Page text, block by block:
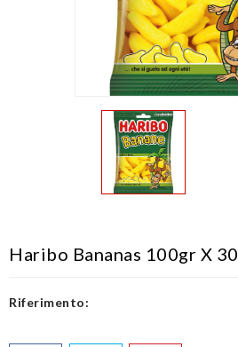
Haribo Bananas 100gr X
Riferimento: